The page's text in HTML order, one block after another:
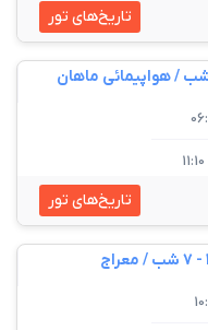
تاریخ‌های تور
تاریخ‌های تور